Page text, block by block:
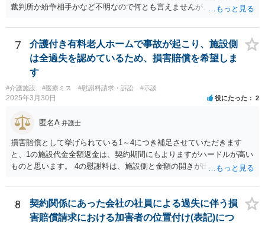
裁判所か紛争相手かなど不明なので何とも言えませんが、通常は、結
がる可能性が高いか、 原告の主張立証により（一部）勝訴の心証を裁
判官が抱いており、その上での裁判所案であれば、下がる可能性は必
ずしも高くはないと思います。 ＞またこの段階で弁護士を変えること
は可能か 可能ではありますが、実益があるかどうかについては十分に
検討した方がよいでしょう。
7
介護付き有料老人ホームで事故が起こり、施設側
は全過失を認めているため、損害賠償を希望しま
す
#介護施設 #医療ミス #慰謝料請求・訴訟 #示談
2025年3月30日 役にたった 2
匿名A 弁護士
損害賠償として挙げられている1～4につき補足させていただきます
と、1の施設代金全額返金は、契約期間にもよりますがハードルが高い
ものと思います。 4の慰謝料は、施設側と金額の開きが出やすい部分
付添にかかる費用も請求額に含めるべきかと思います。
8
契約関係にあった会社の社員による過失に伴う損
害賠償請求における加害者の位置付け(表記)につ